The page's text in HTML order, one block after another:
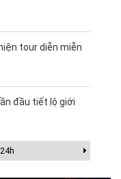
tour diễn miễn
đầu tiết lộ giới